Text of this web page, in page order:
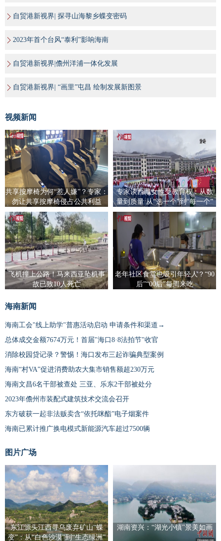
自贸港新视界| 探寻山海黎乡蝶变密码
2023年首个台风“泰利”影响海南
自贸港新视界|儋州洋浦一体化发展
自贸港新视界| “画里”屯昌 绘制发展新图景
视频新闻
共享按摩椅为何“惹人嫌”？专家：
勿让共享按摩椅侵占公共利益
专家谈西藏女性受教育权：从数
量到质量 从“选一个”到“每一个”
飞机撞上公路！马来西亚坠机事
故已致10人死亡
老年社区食堂也吸引年轻人？“90
后”“00后”每周来吃
海南新闻
海南工会"线上助学"普惠活动启动 申请条件和渠道→
总体成交金额7674万元！首届"海口8·8法拍节"收官
消除校园贷记录？警惕！海口发布三起诈骗典型案例
海南“村VA”促进消费助农大集市销售额超230万元
海南文昌6名干部被查处 三亚、乐东2干部被处分
2023年儋州市装配式建筑技术交流会召开
东方破获一起非法贩卖含“依托咪酯”电子烟案件
海南已累计推广换电模式新能源汽车超过7500辆
图片广场
东江源头江西寻乌废弃矿山“蝶
变”：从“白色沙漠”到“生态绿洲”
湖南资兴：“湖光小镇”景美如画